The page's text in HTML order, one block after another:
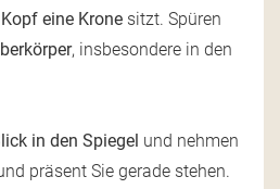
eine Krone sitzt. Spüren
, insbesondere in den
in den Spiegel und nehmen
präsent Sie gerade stehen.